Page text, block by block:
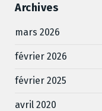
Archives
mars 2026
février 2026
février 2025
avril 2020